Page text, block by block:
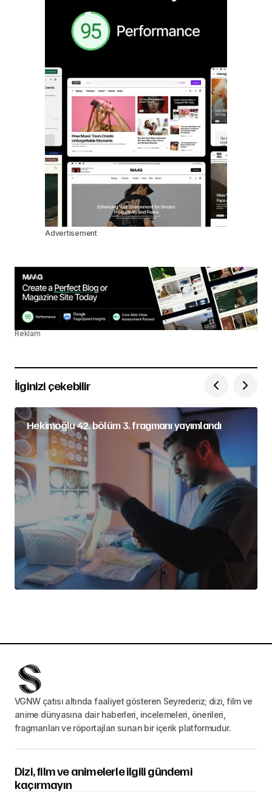
Advertisement
Reklam
İlginizi çekebilir
Hekimoğlu 42. bölüm 3. fragmanı yayımlandı
VGNW çatısı altında faaliyet gösteren Seyrederiz; dizi, film ve
anime dünyasına dair haberleri, incelemeleri, önerileri,
fragmanları ve röportajları sunan bir içerik platformudur.
Dizi, film ve animelerle ilgili gündemi
kaçırmayın